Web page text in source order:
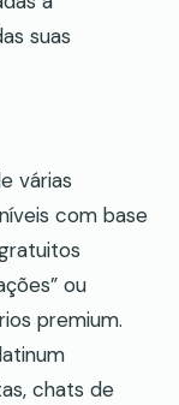
suas
várias
com base
ou
premium.
chats de